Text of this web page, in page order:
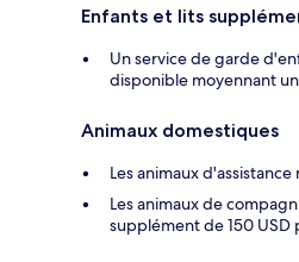
Enfants et lits
Un service de garde
disponible moyennant
Animaux domestiques
Les animaux
Les animaux de
supplément de 150